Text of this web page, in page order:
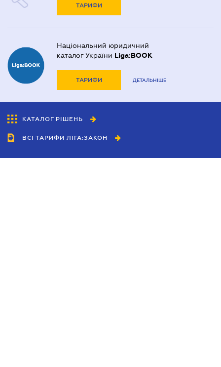
ТАРИФИ
Національний юридичний
каталог України Liga:BOOK
ТАРИФИ ДЕТАЛЬНІШЕ
КАТАЛОГ РІШЕНЬ
ВСІ ТАРИФИ ЛІГА:ЗАКОН